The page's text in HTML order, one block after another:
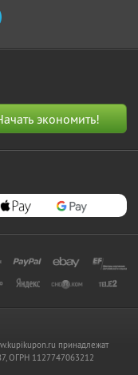
принадлежат
ОГРН 1127747063212